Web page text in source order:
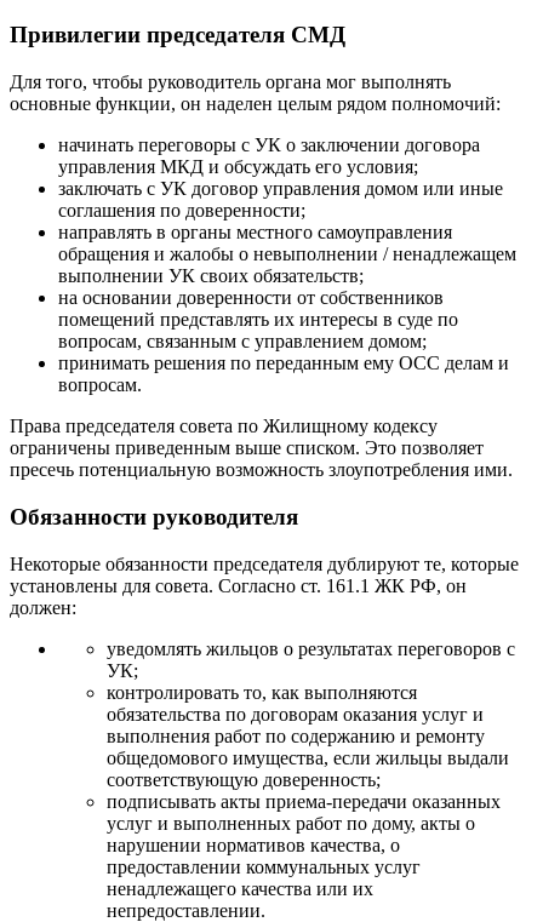
Привилегии председателя СМД
Для того, чтобы руководитель органа мог выполнять
основные функции, он наделен целым рядом полномочий:
начинать переговоры с УК о заключении договора
управления МКД и обсуждать его условия;
заключать с УК договор управления домом или иные
соглашения по доверенности;
направлять в органы местного самоуправления
обращения и жалобы о невыполнении / ненадлежащем
выполнении УК своих обязательств;
на основании доверенности от собственников
помещений представлять их интересы в суде по
вопросам, связанным с управлением домом;
принимать решения по переданным ему ОСС делам и
вопросам.
Права председателя совета по Жилищному кодексу
ограничены приведенным выше списком. Это позволяет
пресечь потенциальную возможность злоупотребления ими.
Обязанности руководителя
Некоторые обязанности председателя дублируют те, которые
установлены для совета. Согласно ст. 161.1 ЖК РФ, он
должен:
уведомлять жильцов о результатах переговоров с
УК;
контролировать то, как выполняются
обязательства по договорам оказания услуг и
выполнения работ по содержанию и ремонту
общедомового имущества, если жильцы выдали
соответствующую доверенность;
подписывать акты приема-передачи оказанных
услуг и выполненных работ по дому, акты о
нарушении нормативов качества, о
предоставлении коммунальных услуг
ненадлежащего качества или их
непредоставлении.